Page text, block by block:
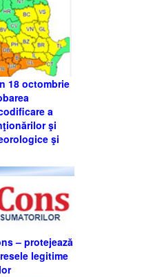
18 octombrie
a
şi
şi
– protejează
legitime